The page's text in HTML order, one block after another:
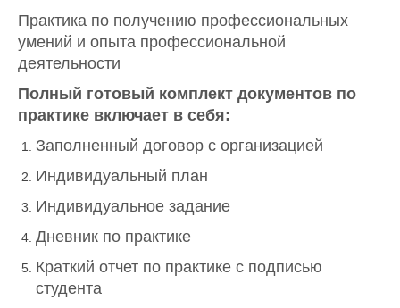
Практика по получению профессиональных
умений и опыта профессиональной
деятельности
Полный готовый комплект документов по
практике включает в себя:
Заполненный договор с организацией
Индивидуальный план
Индивидуальное задание
Дневник по практике
Краткий отчет по практике с подписью
студента